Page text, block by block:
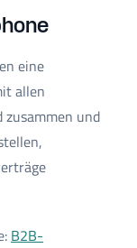
eine
allen
und
B2B-